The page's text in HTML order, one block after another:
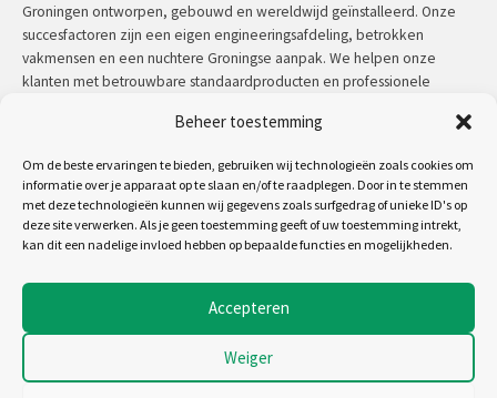
Beheer toestemming
Om de beste ervaringen te bieden, gebruiken wij technologieën zoals cookies om
informatie over je apparaat op te slaan en/of te raadplegen. Door in te stemmen
met deze technologieën kunnen wij gegevens zoals surfgedrag of unieke ID's op
deze site verwerken. Als je geen toestemming geeft of uw toestemming intrekt,
kan dit een nadelige invloed hebben op bepaalde functies en mogelijkheden.
Accepteren
Weiger
Groningen ontworpen, gebouwd en wereldwijd geïnstalleerd. Onze
succesfactoren zijn een eigen engineeringsafdeling, betrokken
vakmensen en een nuchtere Groningse aanpak. We helpen onze
klanten met betrouwbare standaardproducten en professionele
lees meer
Volg ons op:
Copyright 2026 - Jansen&Heuning